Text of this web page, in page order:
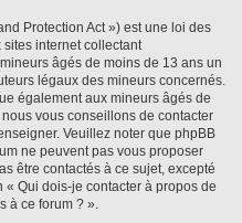
Protection Act ») est une loi des
sites internet collectant
âgés de moins de 13 ans un
légaux des mineurs concernés.
également aux mineurs âgés de
vous conseillons de contacter
Veuillez noter que phpBB
ne peuvent pas vous proposer
être contactés à ce sujet, excepté
« Qui dois-je contacter à propos de
à ce forum ? ».